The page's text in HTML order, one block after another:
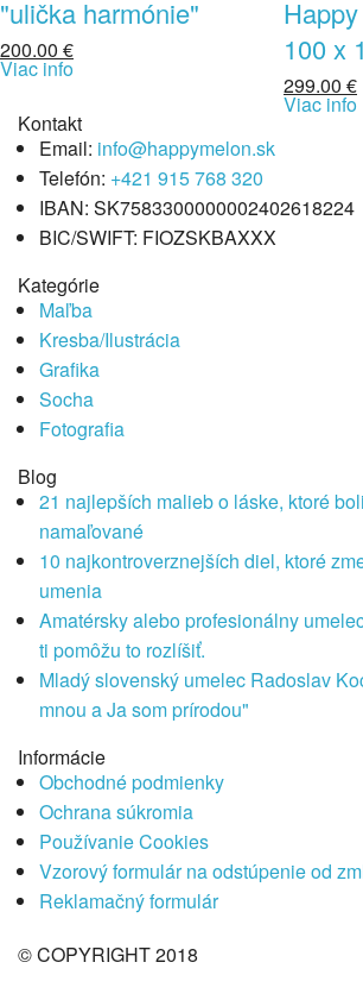
"ulička harmónie"
200.00 €
Viac info
100 x
299.00 €
Viac info
Kontakt
Email: info@happymelon.sk
Telefón: +421 915 768 320
IBAN: SK7583300000002402618224
BIC/SWIFT: FIOZSKBAXXX
Kategórie
Maľba
Kresba/Ilustrácia
Grafika
Socha
Fotografia
Blog
21 najlepších malieb o láske, ktoré
namaľované
10 najkontroverznejších diel, ktoré
umenia
Amatérsky alebo profesionálny
ti pomôžu to rozlíšiť.
Mladý slovenský umelec Radoslav
mnou a Ja som prírodou"
Informácie
Obchodné podmienky
Ochrana súkromia
Používanie Cookies
Vzorový formulár na odstúpenie od
Reklamačný formulár
© COPYRIGHT 2018